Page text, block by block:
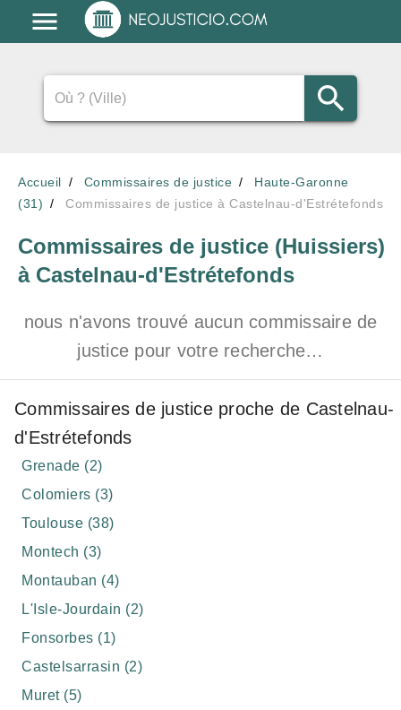
Accueil Commissaires de justice
Haute-Garonne
(31)
Commissaires de justice à Castelnau-d'Estrétefonds
Commissaires de justice (Huissiers)
à Castelnau-d'Estrétefonds
nous n'avons trouvé aucun commissaire de
justice pour votre recherche…
Commissaires de justice proche de Castelnau-
d'Estrétefonds
Grenade (2)
Colomiers (3)
Toulouse (38)
Montech (3)
Montauban (4)
L'Isle-Jourdain (2)
Fonsorbes (1)
Castelsarrasin (2)
Muret (5)